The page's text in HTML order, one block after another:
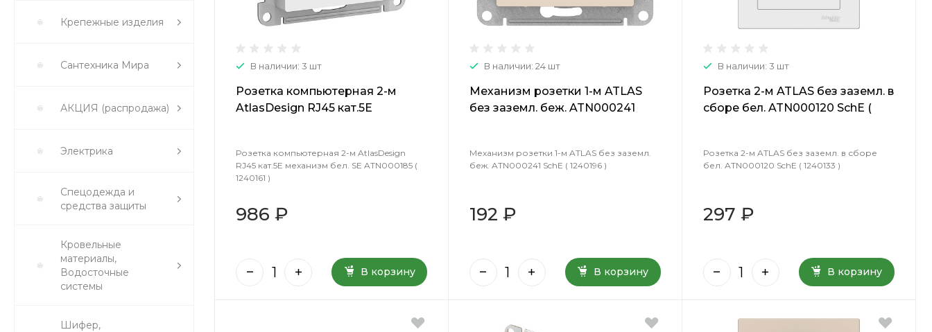
Крепежные изделия
Сантехника Мира
АКЦИЯ (распродажа)
Электрика
Спецодежда и
средства защиты
Кровельные
материалы,
Водосточные
системы
Шифер,
В наличии: 3 шт
Розетка компьютерная 2-м
AtlasDesign RJ45 кат.5E
Розетка компьютерная 2-м AtlasDesign
RJ45 кат.5E механизм бел. SE ATN000185 (
1240161 )
986 ₽
В корзину
В наличии: 24 шт
Механизм розетки 1-м ATLAS
без заземл. беж. ATN000241
Механизм розетки 1-м ATLAS без заземл.
беж. ATN000241 SchE ( 1240196 )
192 ₽
В корзину
В наличии: 3 шт
Розетка 2-м ATLAS без заземл. в
сборе бел. ATN000120 SchE (
Розетка 2-м ATLAS без заземл. в сборе
бел. ATN000120 SchE ( 1240133 )
297 ₽
В корзину